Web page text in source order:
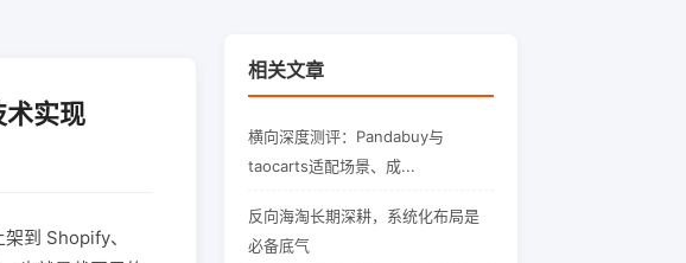
术实现
到 Shopify、
相关文章
横向深度测评：Pandabuy与
taocarts适配场景、成...
反向海淘长期深耕，系统化布局是
必备底气